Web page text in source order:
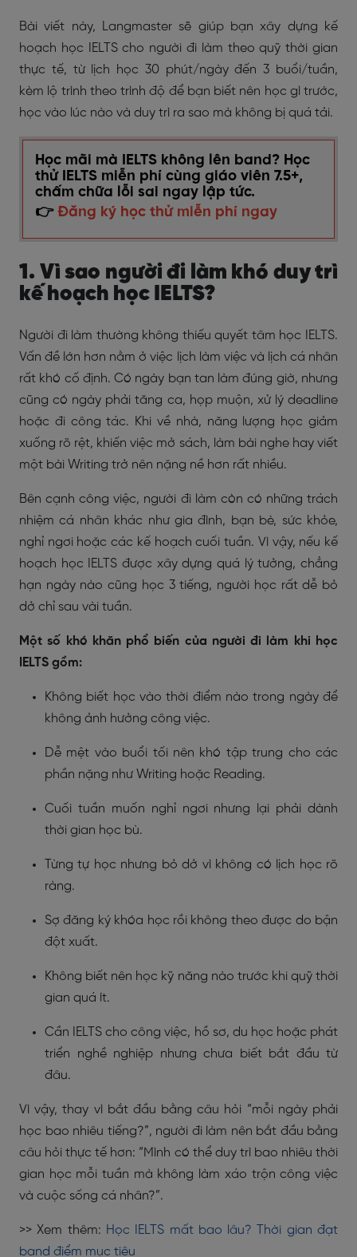
Bài viết này, Langmaster sẽ giúp bạn xây dựng kế
hoạch học IELTS cho người đi làm theo quỹ thời gian
thực tế, từ lịch học 30 phút/ngày đến 3 buổi/tuần,
kèm lộ trình theo trình độ để bạn biết nên học gì trước,
học vào lúc nào và duy trì ra sao mà không bị quá tải.
Học mãi mà IELTS không lên band? Học
thử IELTS miễn phí cùng giáo viên 7.5+,
chấm chữa lỗi sai ngay lập tức.
👉 Đăng ký học thử miễn phí ngay
1. Vì sao người đi làm khó duy trì
kế hoạch học IELTS?
Người đi làm thường không thiếu quyết tâm học IELTS.
Vấn đề lớn hơn nằm ở việc lịch làm việc và lịch cá nhân
rất khó cố định. Có ngày bạn tan làm đúng giờ, nhưng
cũng có ngày phải tăng ca, họp muộn, xử lý deadline
hoặc đi công tác. Khi về nhà, năng lượng học giảm
xuống rõ rệt, khiến việc mở sách, làm bài nghe hay viết
một bài Writing trở nên nặng nề hơn rất nhiều.
Bên cạnh công việc, người đi làm còn có những trách
nhiệm cá nhân khác như gia đình, bạn bè, sức khỏe,
nghỉ ngơi hoặc các kế hoạch cuối tuần. Vì vậy, nếu kế
hoạch học IELTS được xây dựng quá lý tưởng, chẳng
hạn ngày nào cũng học 3 tiếng, người học rất dễ bỏ
dở chỉ sau vài tuần.
Một số khó khăn phổ biến của người đi làm khi học
IELTS gồm:
Không biết học vào thời điểm nào trong ngày để
không ảnh hưởng công việc.
Dễ mệt vào buổi tối nên khó tập trung cho các
phần nặng như Writing hoặc Reading.
Cuối tuần muốn nghỉ ngơi nhưng lại phải dành
thời gian học bù.
Từng tự học nhưng bỏ dở vì không có lịch học rõ
ràng.
Sợ đăng ký khóa học rồi không theo được do bận
đột xuất.
Không biết nên học kỹ năng nào trước khi quỹ thời
gian quá ít.
Cần IELTS cho công việc, hồ sơ, du học hoặc phát
triển nghề nghiệp nhưng chưa biết bắt đầu từ
đâu.
Vì vậy, thay vì bắt đầu bằng câu hỏi “mỗi ngày phải
học bao nhiêu tiếng?”, người đi làm nên bắt đầu bằng
câu hỏi thực tế hơn: “Mình có thể duy trì bao nhiêu thời
gian học mỗi tuần mà không làm xáo trộn công việc
và cuộc sống cá nhân?”.
>> Xem thêm: Học IELTS mất bao lâu? Thời gian đạt
band điểm mục tiêu